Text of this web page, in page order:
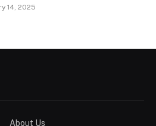
14, 2025